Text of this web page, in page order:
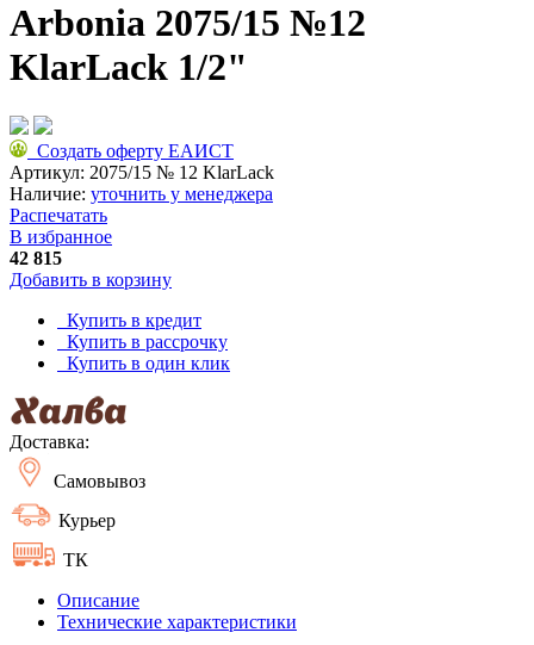
Arbonia 2075/15 №12
KlarLack 1/2"
Создать оферту ЕАИСТ
Артикул: 2075/15 № 12 KlarLack
Наличие: уточнить у менеджера
Распечатать
В избранное
42 815
Добавить в корзину
Купить в кредит
Купить в рассрочку
Купить в один клик
Доставка:
Самовывоз
Курьер
ТК
Описание
Технические характеристики